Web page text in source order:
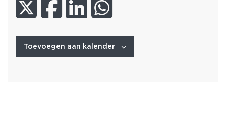
Toevoegen aan kalender